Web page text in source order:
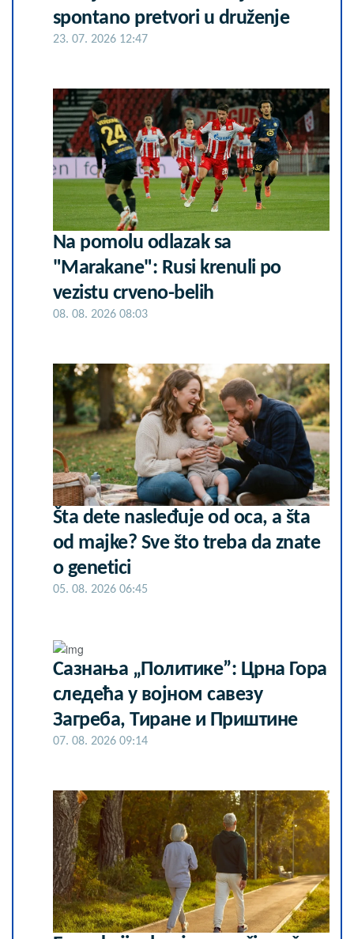
spontano pretvori u druženje
23. 07. 2026 12:47
Na pomolu odlazak sa
"Marakane": Rusi krenuli po
vezistu crveno-belih
08. 08. 2026 08:03
Šta dete nasleđuje od oca, a šta
od majke? Sve što treba da znate
o genetici
05. 08. 2026 06:45
Сазнања „Политике”: Црна Гора
следећа у војном савезу
Загреба, Тиране и Приштине
07. 08. 2026 09:14